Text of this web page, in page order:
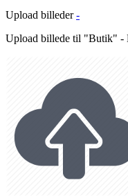
Upload billeder -
Upload billede til "Butik" -